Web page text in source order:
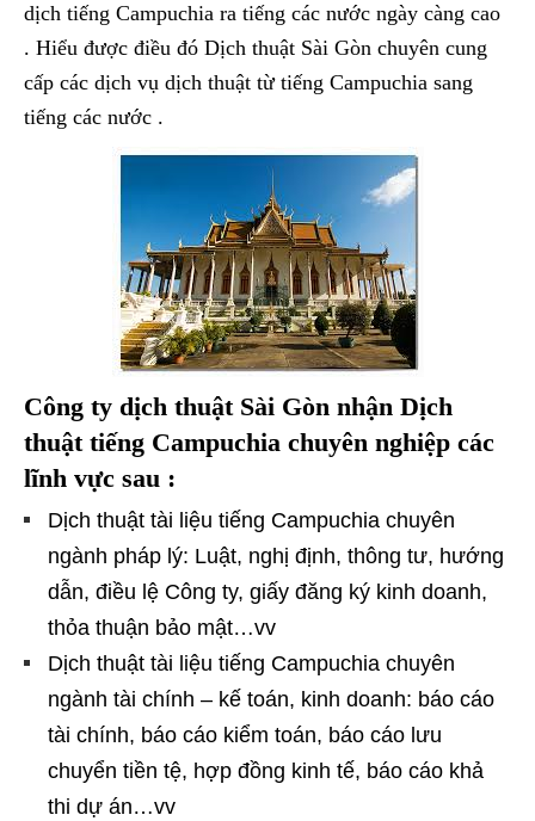
dịch tiếng Campuchia ra tiếng các nước ngày càng cao
. Hiểu được điều đó Dịch thuật Sài Gòn chuyên cung
cấp các dịch vụ dịch thuật từ tiếng Campuchia sang
tiếng các nước .
Công ty dịch thuật Sài Gòn nhận Dịch
thuật tiếng Campuchia chuyên nghiệp các
lĩnh vực sau :
Dịch thuật tài liệu tiếng Campuchia chuyên
ngành pháp lý: Luật, nghị định, thông tư, hướng
dẫn, điều lệ Công ty, giấy đăng ký kinh doanh,
thỏa thuận bảo mật…vv
Dịch thuật tài liệu tiếng Campuchia chuyên
ngành tài chính – kế toán, kinh doanh: báo cáo
tài chính, báo cáo kiểm toán, báo cáo lưu
chuyển tiền tệ, hợp đồng kinh tế, báo cáo khả
thi dự án…vv